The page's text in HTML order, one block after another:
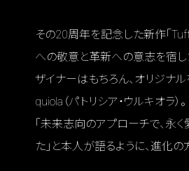
その20周年を記念した新作「
への敬意と革新への意志を宿し
ザイナーはもちろん、オリジナ
quiola（パトリシア・ウルキオラ）。
「未来志向のアプローチで、永
た」と本人が語るように、進化